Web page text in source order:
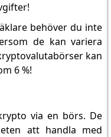
behöver du inte
de kan variera
kan
6 %!
via en börs. De
att handla med